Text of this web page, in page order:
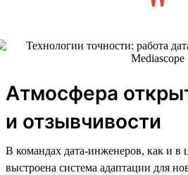
Атмосфера
и отзывчивости
В командах дата-инженеров, как и в
выстроена система адаптации для